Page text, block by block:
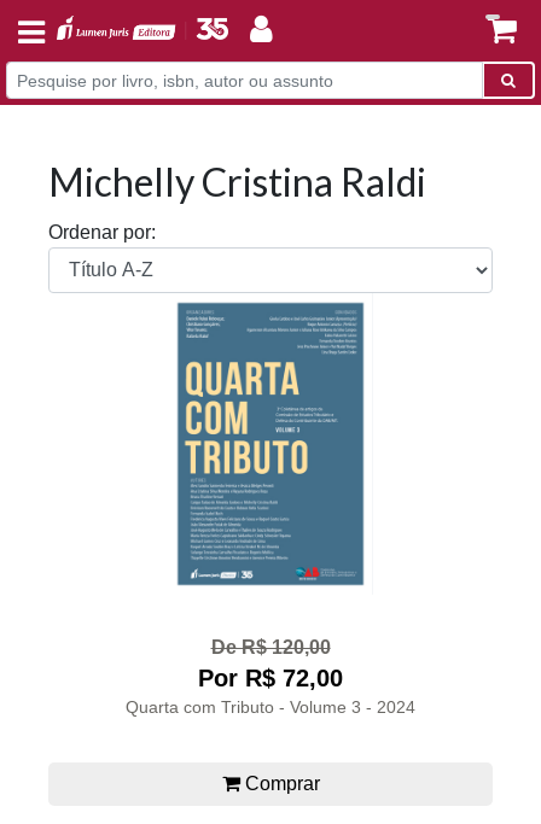
Michelly Cristina Raldi
Ordenar por:
De R$ 120,00
Por R$ 72,00
Quarta com Tributo - Volume 3 - 2024
Comprar